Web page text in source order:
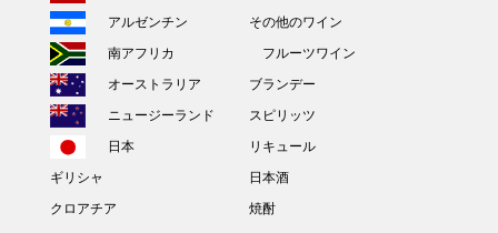
アルゼンチン
南アフリカ
オーストラリア
ニュージーランド
日本
ギリシャ
クロアチア
その他のワイン
フルーツワイン
ブランデー
スピリッツ
リキュール
日本酒
焼酎